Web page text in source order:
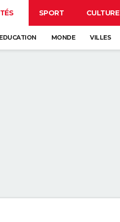
SPORT CULTURE
EDUCATION MONDE VILLES